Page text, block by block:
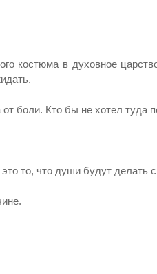
костюма в духовное
боли. Кто бы не хотел туда
то, что души будут делать